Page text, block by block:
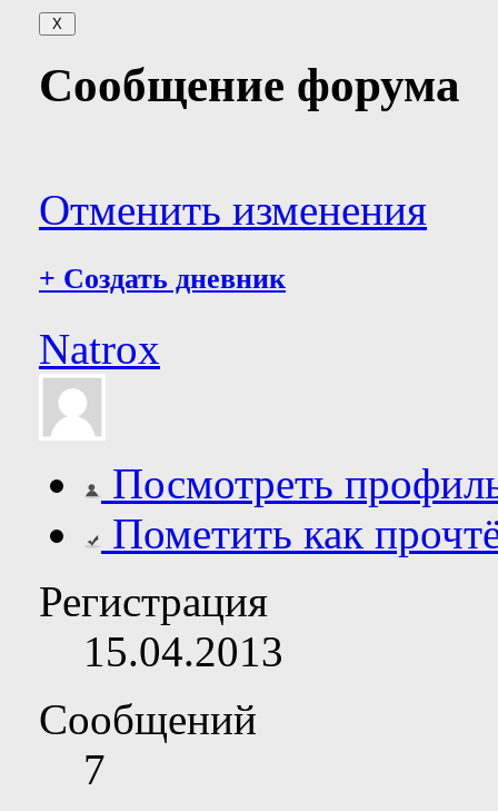
Сообщение форума
Отменить изменения
+ Создать дневник
Natrox
Посмотреть
Пометить как
Регистрация
15.04.2013
Сообщений
7